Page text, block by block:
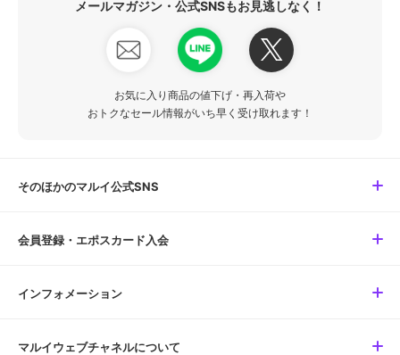
メールマガジン・公式SNSもお見逃しなく！
お気に入り商品の値下げ・再入荷や
おトクなセール情報がいち早く受け取れます！
そのほかのマルイ公式SNS
会員登録・エポスカード入会
インフォメーション
マルイウェブチャネルについて